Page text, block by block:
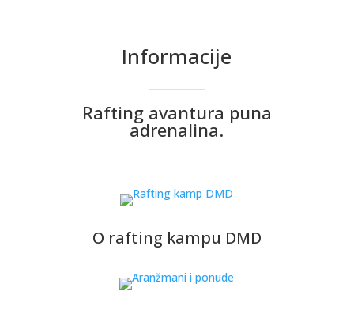
Informacije
Rafting avantura puna
adrenalina.
O rafting kampu DMD